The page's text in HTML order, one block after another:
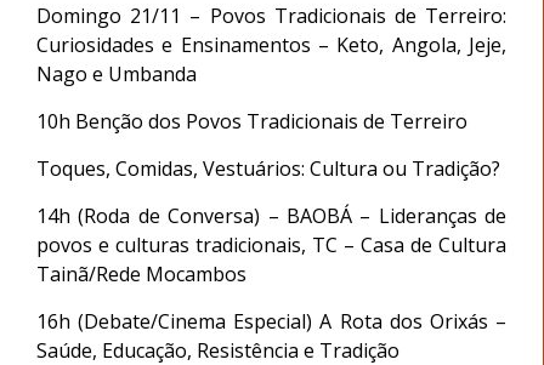
Domingo 21/11 – Povos Tradicionais de Terreiro:
Curiosidades e Ensinamentos – Keto, Angola, Jeje,
Nago e Umbanda
10h Benção dos Povos Tradicionais de Terreiro
Toques, Comidas, Vestuários: Cultura ou Tradição?
14h (Roda de Conversa) – BAOBÁ – Lideranças de
povos e culturas tradicionais, TC – Casa de Cultura
Tainã/Rede Mocambos
16h (Debate/Cinema Especial) A Rota dos Orixás –
Saúde, Educação, Resistência e Tradição